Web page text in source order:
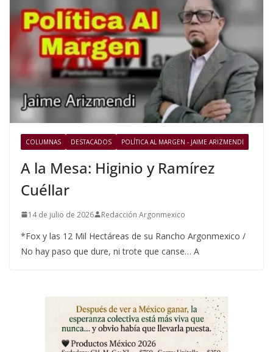
COLUMNAS DESTACADOS POLÍTICA AL MARGEN - JAIME ARIZMENDI
A la Mesa: Higinio y Ramírez
Cuéllar
14 de julio de 2026 Redacción Argonmexico
*Fox y las 12 Mil Hectáreas de su Rancho Argonmexico /
No hay paso que dure, ni trote que canse… A